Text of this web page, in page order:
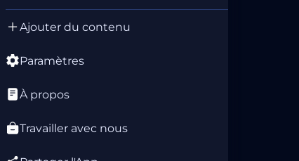
Ajouter du contenu
Paramètres
À propos
Travailler avec nous